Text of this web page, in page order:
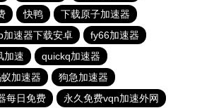
快鸭
下载原子加速器
加速器下载安卓
fy66加速器
加速
quickq加速器
加速器
狗急加速器
每日免费 永久免费vqn加速外网